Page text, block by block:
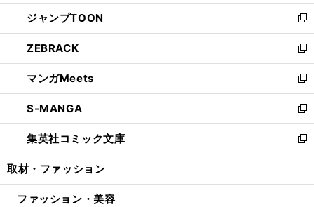
開
く
ウ
で
開
く
ン
ド
ウ
で
開
く
ウ
ィ
ン
ド
ウ
で
開
く
し
い
ウ
ィ
ン
ド
ウ
で
開
く
ジャンプTOON
新
し
い
ウ
ィ
ン
ド
ウ
で
開
ZEBRACK
新
し
い
ウ
ィ
ン
ド
ウ
開
マンガMeets
新
し
い
ウ
ィ
ン
ウ
S-MANGA
新
し
い
ウ
ン
集英社コミック文庫
新
し
ウ
取材・ファッション
ファッション・美容